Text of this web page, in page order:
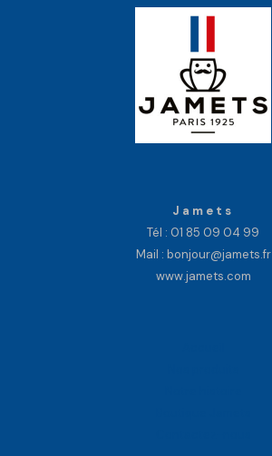
Jamets
Tél : 01 85 09 04 99
Mail : bonjour@jamets.fr
www.jamets.com